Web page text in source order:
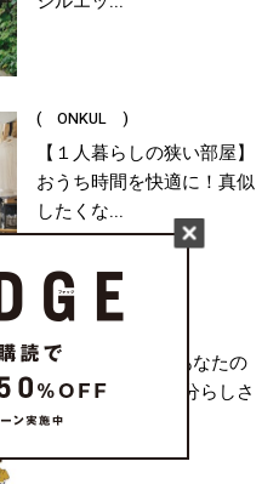
( ONKUL )
【１人暮らしの狭い部屋】
おうち時間を快適に！真似
したくな...
8月がスタート！あなたの
本質と運勢は？自分らしさ
を形にして...